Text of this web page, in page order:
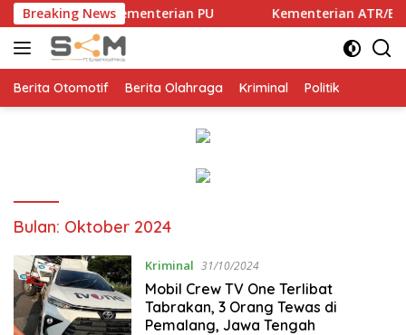
Langsung
ke
konten
Breaking News
PU Kementerian ATR/BPN, KPK, dan
Berita Otomotif Berita Olahraga Kriminal Politik
Bulan: Oktober 2024
Kriminal 31/10/2024
Mobil Crew TV One Terlibat
Tabrakan, 3 Orang Tewas di
Pemalang, Jawa Tengah